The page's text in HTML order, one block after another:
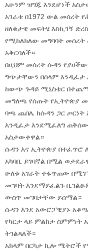
አሁንም ዝግጁ እንደሆነች
አገራቱ በ1972 ውል መሰረት
ዘለቄታዊ መፍትሄ እስኪገኝ
የሚከለክለው መግባባት
አቅርባለች።
በዚህም መሰረት ሱዳን
ግጭታቸውን በሰላም እንዲፈታ
ከውጭ ጉዳይ ሚኒስቴር
መግለጫ የሰጡት የኢትዮጵያ
ባጫ ጨበሌ ከሱዳን ጋር ጦርነት
እንዲፈታ እንደሚፈለግ
አስታውቀዋል።
ሱዳን እና ኢትዮጵያ በተፈጥሮ
አካባቢ ይገባኛል በሚል
ሁለቱ አገራት ተፋጥጠው
መግባት እንደማይፈልጉ
ውስጥ መግባታቸው ይሰማል።
ሱዳን እንደ አውሮፓዊያኑ
የካርታ ላይ ምልከታ ስምምነት
ትገልጻለች።
አክላም በርካታ ኪሎ ሜትሮች